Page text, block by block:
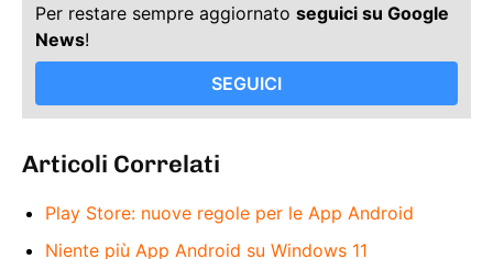
Per restare sempre aggiornato seguici su Google
News!
SEGUICI
Articoli Correlati
Play Store: nuove regole per le App Android
Niente più App Android su Windows 11